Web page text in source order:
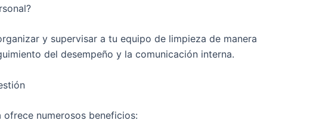
y supervisar a tu equipo de limpieza de manera
del desempeño y la comunicación interna.
numerosos beneficios: